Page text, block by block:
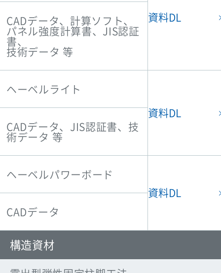
CADデータ、計算ソフト、
パネル強度計算書、JIS認証
書、
技術データ 等
資料DL
ヘーベルライト
CADデータ、JIS認証書、技
術データ 等
資料DL
ヘーベルパワーボード
CADデータ
資料DL
構造資材